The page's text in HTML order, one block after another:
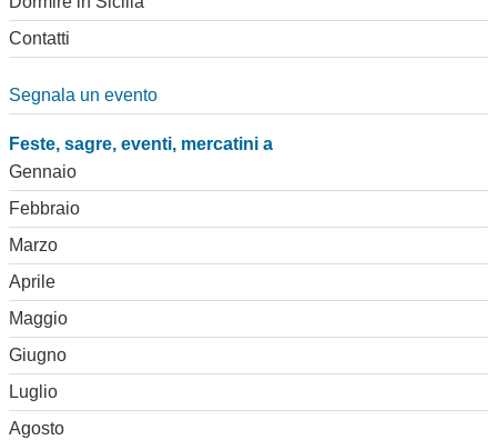
Contatti
Segnala un evento
Feste, sagre, eventi, mercatini a
Gennaio
Febbraio
Marzo
Aprile
Maggio
Giugno
Luglio
Agosto